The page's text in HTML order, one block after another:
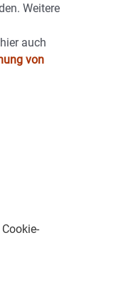
Weitere
auch
von
Cookie-